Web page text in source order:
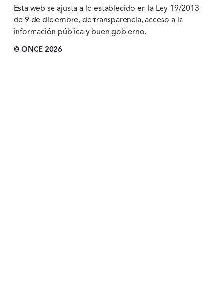
Esta web se ajusta a lo establecido en la Ley 19/2013,
de 9 de diciembre, de transparencia, acceso a la
información pública y buen gobierno.
© ONCE 2026